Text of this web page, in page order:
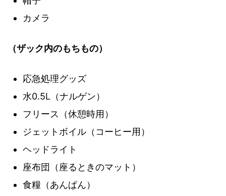
カメラ
（ザック内のもちもの）
応急処理グッズ
水0.5L（ナルゲン）
フリース（休憩時用）
ジェットボイル（コーヒー用）
ヘッドライト
座布団（座るときのマット）
食糧（あんぱん）